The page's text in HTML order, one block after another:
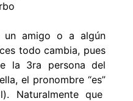
verbo
un amigo o a algún
todo cambia, pues
la 3ra persona del
el pronombre “es”
Naturalmente que